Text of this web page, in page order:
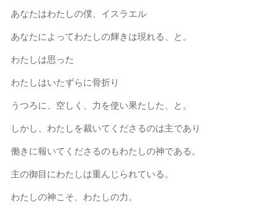
あなたはわたしの僕、イスラエル
あなたによってわたしの輝きは現れる、と。
わたしは思った
わたしはいたずらに骨折り
うつろに、空しく、力を使い果たした、と。
しかし、わたしを裁いてくださるのは主であり
働きに報いてくださるのもわたしの神である。
主の御目にわたしは重んじられている。
わたしの神こそ、わたしの力。